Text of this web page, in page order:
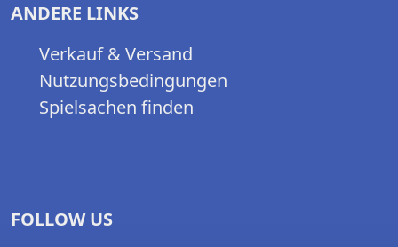
ANDERE LINKS
Verkauf & Versand
Nutzungsbedingungen
Spielsachen finden
FOLLOW US